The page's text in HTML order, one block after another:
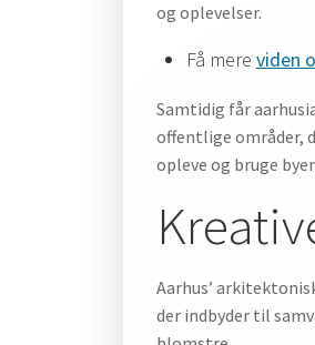
og oplevelser.
Få mere viden
Samtidig får
offentlige områder,
opleve og bruge
Aarhus’
der indbyder til